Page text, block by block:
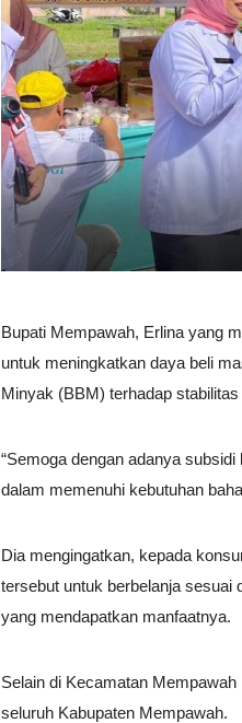
Bupati Mempawah, Erlina yang
untuk meningkatkan daya beli
Minyak (BBM) terhadap
“Semoga dengan adanya
dalam memenuhi kebutuhan
Dia mengingatkan, kepada
tersebut untuk berbelanja sesuai
yang mendapatkan manfaatnya.
Selain di Kecamatan
seluruh Kabupaten Mempawah.